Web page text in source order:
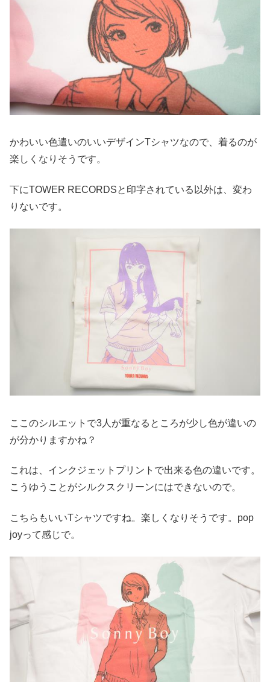
かわいい色遣いのいいデザインTシャツなので、着るのが
楽しくなりそうです。
下にTOWER RECORDSと印字されている以外は、変わ
りないです。
ここのシルエットで3人が重なるところが少し色が違いの
が分かりますかね？
これは、インクジェットプリントで出来る色の違いです。
こうゆうことがシルクスクリーンにはできないので。
こちらもいいTシャツですね。楽しくなりそうです。pop
joyって感じで。